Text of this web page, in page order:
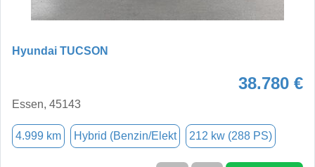
Hyundai TUCSON
38.780 €
Essen, 45143
4.999 km Hybrid (Benzin/Elekt 212 kw (288 PS)